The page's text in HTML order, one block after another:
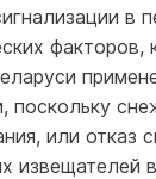
в
поскольку
или отказ
извещателей